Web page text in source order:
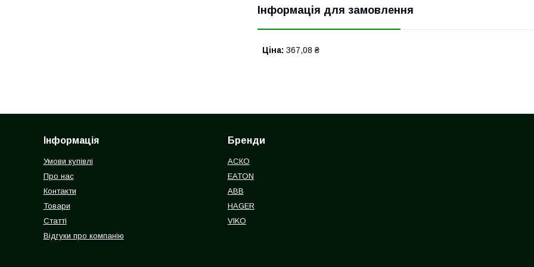
Інформація для замовлення
Ціна: 367,08 ₴
Інформація
Умови купівлі
Про нас
Контакти
Товари
Статті
Відгуки про компанію
Бренди
АСКО
EATON
ABB
HAGER
VIKO